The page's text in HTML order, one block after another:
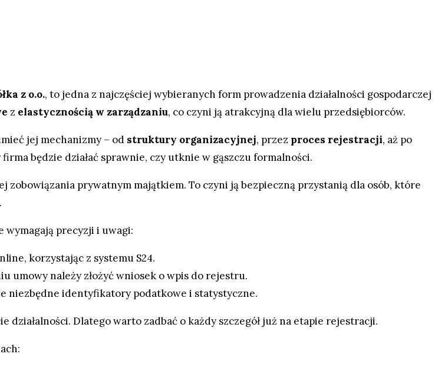
z o.o., to jedna z najczęściej wybieranych form prowadzenia działalności gospodarczej
z elastycznością w zarządzaniu, co czyni ją atrakcyjną dla wielu przedsiębiorców.
jej mechanizmy – od struktury organizacyjnej, przez proces rejestracji, aż po
będzie działać sprawnie, czy utknie w gąszczu formalności.
zobowiązania prywatnym majątkiem. To czyni ją bezpieczną przystanią dla osób, które
wymagają precyzji i uwagi:
korzystając z systemu S24.
umowy należy złożyć wniosek o wpis do rejestru.
niezbędne identyfikatory podatkowe i statystyczne.
Dlatego warto zadbać o każdy szczegół już na etapie rejestracji.